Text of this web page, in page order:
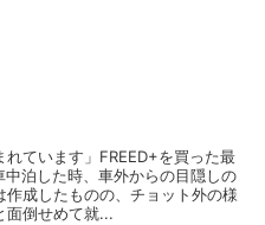
れています」FREED+を買った最
泊した時、車外からの目隠しの
成したものの、チョット外の様
面倒せめて就...